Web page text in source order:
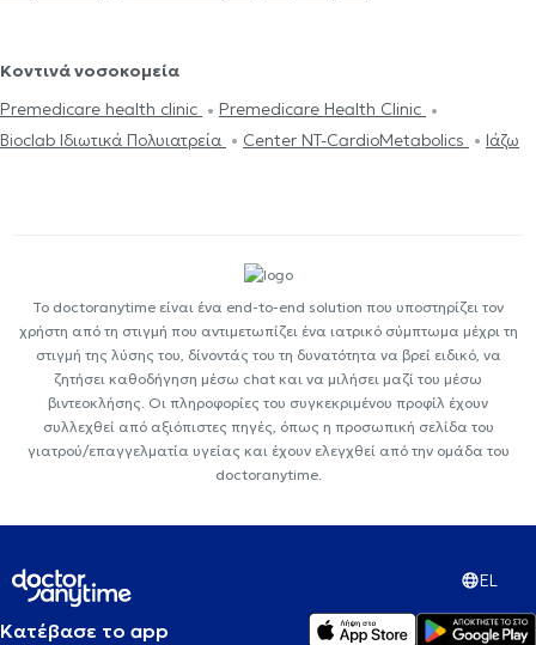
Κοντινά νοσοκομεία
Premedicare health clinic
Premedicare Health Clinic
Bioclab Ιδιωτικά Πολυιατρεία
Center NT-CardioMetabolics Ιάζω
Το doctoranytime είναι ένα end-to-end solution που υποστηρίζει τον
χρήστη από τη στιγμή που αντιμετωπίζει ένα ιατρικό σύμπτωμα μέχρι τη
στιγμή της λύσης του, δίνοντάς του τη δυνατότητα να βρεί ειδικό, να
ζητήσει καθοδήγηση μέσω chat και να μιλήσει μαζί του μέσω
βιντεοκλήσης. Οι πληροφορίες του συγκεκριμένου προφίλ έχουν
συλλεχθεί από αξιόπιστες πηγές, όπως η προσωπική σελίδα του
γιατρού/επαγγελματία υγείας και έχουν ελεγχθεί από την ομάδα του
doctoranytime.
EL
Κατέβασε το app